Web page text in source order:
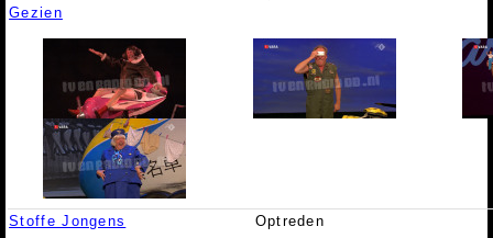
Gezien
Stoffe Jongens Optreden